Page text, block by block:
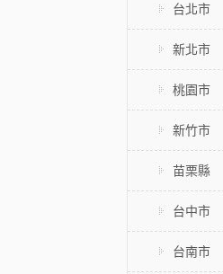
台北市
新北市
桃園市
新竹市
苗栗縣
台中市
台南市